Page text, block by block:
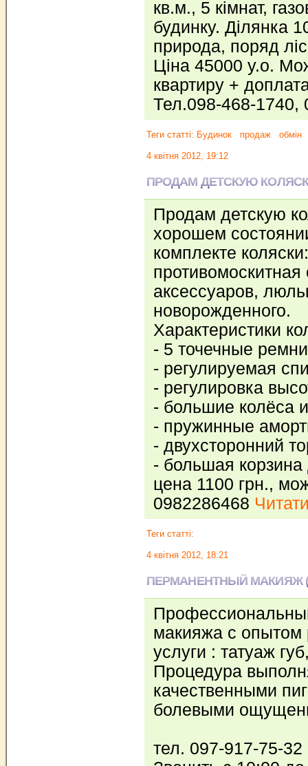
кв.м., 5 кімнат,
будинку. Ділянка
природа, поряд
Ціна 45000 у.о.
квартиру +
Тел.098-468-1740,
Теги статті: Будинок продаж обмін
4 квітня 2012, 19:12
ПРОДАМ ДЕТСКУЮ КОЛЯСКУ
Продам детскую
хорошем
комплекте
аксессуаров,
новорожденного.
Характеристики
- 5 точечные
- регулируемая
- регулировка
- большие колёса
- пружинные
- двухсторонний
- большая корзина
цена 1100 грн.,
0982286468
Теги статті:
4 квітня 2012, 18:21
ПЕРМАНЕНТНЫЙ МАКИЯЖ
макияжа с опытом
услуги : татуаж
Процедура
качественными
болевыми
тел. 097-917-75-32